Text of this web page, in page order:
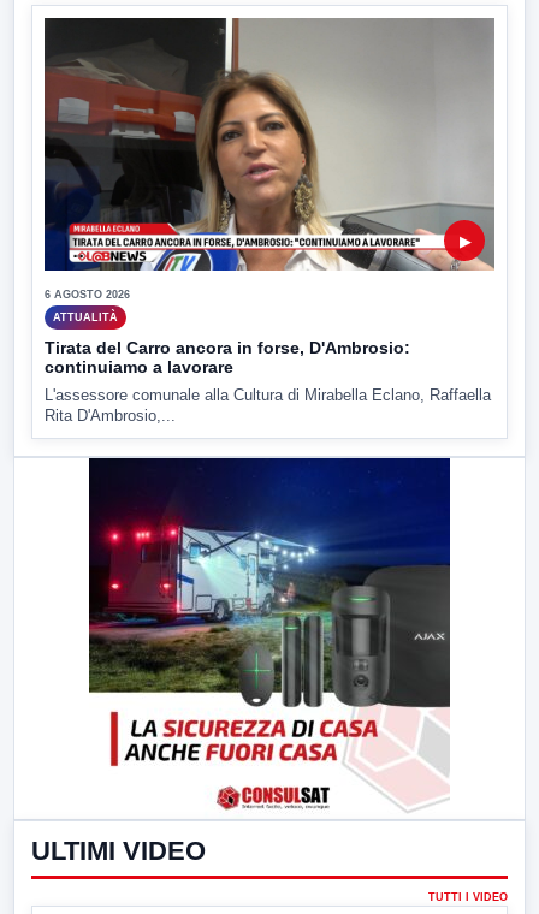
▶
6 AGOSTO 2026
ATTUALITÀ
Tirata del Carro ancora in forse, D'Ambrosio:
continuiamo a lavorare
L'assessore comunale alla Cultura di Mirabella Eclano, Raffaella
Rita D'Ambrosio,...
ULTIMI VIDEO
TUTTI I VIDEO